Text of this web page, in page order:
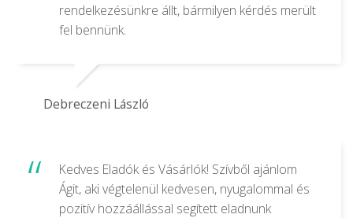
rendelkezésünkre állt, bármilyen kérdés merült
fel bennünk.
Debreczeni László
Kedves Eladók és Vásárlók! Szívből ajánlom
Ágit, aki végtelenül kedvesen, nyugalommal és
pozitív hozzáállással segített eladnunk